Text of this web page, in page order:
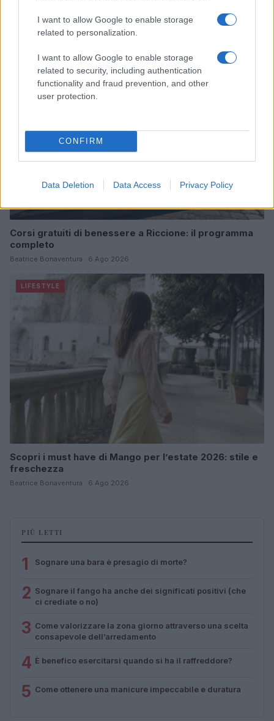
I want to allow Google to enable storage
related to personalization.
I want to allow Google to enable storage
related to security, including authentication
functionality and fraud prevention, and other
user protection.
CONFIRM
Data Deletion Data Access Privacy Policy
nel tuo giardino
Beatrice Bonaventura · 6 Ago 2026
BENESSERE
Corsi gratuiti di benessere a Riccione: il programma
completo
Beatrice Bonaventura · 6 Ago 2026
LIFESTYLE
Scopri i must have di Mango per l’estate 2026: stile e
freschezza
Beatrice Bonaventura · 6 Ago 2026
PIÙ LETTI
1 Sognare una bara è presagio di morte?
2 Sognare il fango ha anche dei significati positivi (che
ci crediate o no)
3 Come valorizzare la zona giorno attraverso una scelta
consapevole dell’arredamento
4 È benefico esercitarsi quando si ha il raffreddore?
5 Come ottenere una manicure impeccabile e duratura